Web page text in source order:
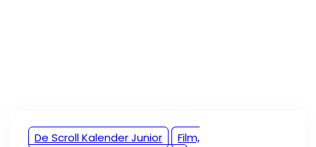
De Scroll Kalender Junior
Film,